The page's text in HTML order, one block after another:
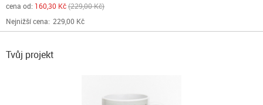
cena od: 160,30 Kč 229,00 Kč
Nejnižší cena: 229,00 Kč
Tvůj projekt